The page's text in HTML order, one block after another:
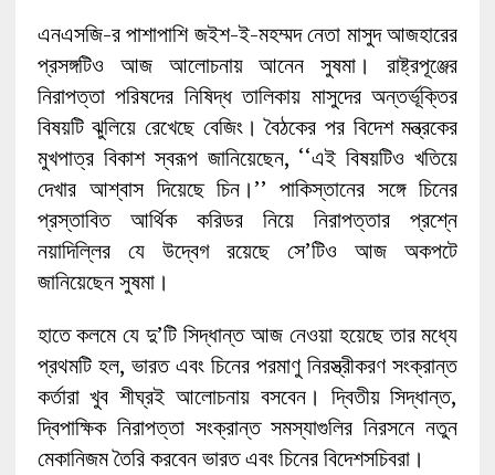
এনএসজি-র পাশাপাশি জইশ-ই-মহম্মদ নেতা মাসুদ আজহারের
প্রসঙ্গটিও আজ আলোচনায় আনেন সুষমা। রাষ্ট্রপূঞ্জের
নিরাপত্তা পরিষদের নিষিদ্ধ তালিকায় মাসুদের অন্তর্ভূক্তির
বিষয়টি ঝুলিয়ে রেখেছে বেজিং। বৈঠকের পর বিদেশ মন্ত্রকের
মুখপাত্র বিকাশ স্বরূপ জানিয়েছেন, ‘‘এই বিষয়টিও খতিয়ে
দেখার আশ্বাস দিয়েছে চিন।’’ পাকিস্তানের সঙ্গে চিনের
প্রস্তাবিত আর্থিক করিডর নিয়ে নিরাপত্তার প্রশ্নে
নয়াদিল্লির যে উদ্বেগ রয়েছে সে’টিও আজ অকপটে
জানিয়েছেন সুষমা।
হাতে কলমে যে দু’টি সিদ্ধান্ত আজ নেওয়া হয়েছে তার মধ্যে
প্রথমটি হল, ভারত এবং চিনের পরমাণু নিরস্ত্রীকরণ সংক্রান্ত
কর্তারা খুব শীঘ্রই আলোচনায় বসবেন। দ্বিতীয় সিদ্ধান্ত,
দ্বিপাক্ষিক নিরাপত্তা সংক্রান্ত সমস্যাগুলির নিরসনে নতুন
মেকানিজম তৈরি করবেন ভারত এবং চিনের বিদেশসচিবরা।